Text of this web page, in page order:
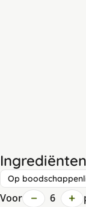
Ingrediënten
Op
Voor − 6 +